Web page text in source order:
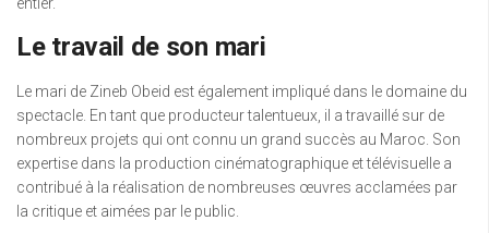
entier.
Le travail de son mari
Le mari de Zineb Obeid est également impliqué dans le domaine du
spectacle. En tant que producteur talentueux, il a travaillé sur de
nombreux projets qui ont connu un grand succès au Maroc. Son
expertise dans la production cinématographique et télévisuelle a
contribué à la réalisation de nombreuses œuvres acclamées par
la critique et aimées par le public.